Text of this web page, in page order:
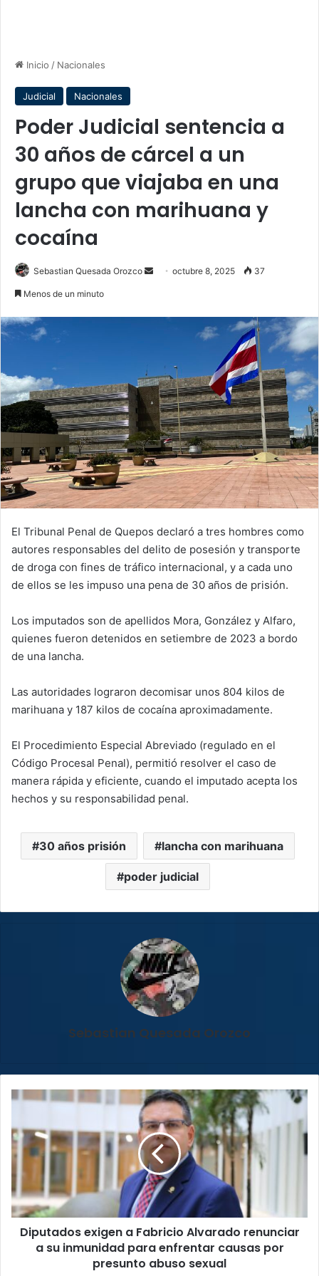
Inicio / Nacionales
Judicial Nacionales
Poder Judicial sentencia a
30 años de cárcel a un
grupo que viajaba en una
lancha con marihuana y
cocaína
Sebastian Quesada Orozco
Sendoctubre 8, 2025 37
Menos de un minuto
El Tribunal Penal de Quepos declaró a tres hombres como
autores responsables del delito de posesión y transporte
de droga con fines de tráfico internacional, y a cada uno
de ellos se les impuso una pena de 30 años de prisión.
Los imputados son de apellidos Mora, González y Alfaro,
quienes fueron detenidos en setiembre de 2023 a bordo
de una lancha.
Las autoridades lograron decomisar unos 804 kilos de
marihuana y 187 kilos de cocaína aproximadamente.
El Procedimiento Especial Abreviado (regulado en el
Código Procesal Penal), permitió resolver el caso de
manera rápida y eficiente, cuando el imputado acepta los
hechos y su responsabilidad penal.
30 años prisión lancha con marihuana
poder judicial
Sebastian Quesada Orozco
a
Fabricio
Alvarado
renunciar
a
su
inmunidad
para
enfrentar
Diputados exigen a Fabricio Alvarado renunciar
a su inmunidad para enfrentar causas por
presunto abuso sexual